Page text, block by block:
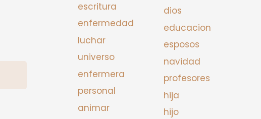
escritura
enfermedad
luchar
universo
enfermera
personal
animar
dios
educacion
esposos
navidad
profesores
hija
hijo